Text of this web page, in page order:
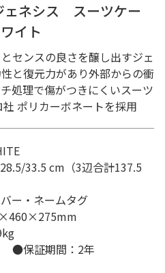
ネシス スーツケー
イト
センスの良さを醸し出すジェ
と復元力があり外部からの衝
処理で傷がつきにくいスーツ
ポリカーボネートを採用
33.5 cm（3辺合計137.5
ー・ネームタグ
●保証期間：2年